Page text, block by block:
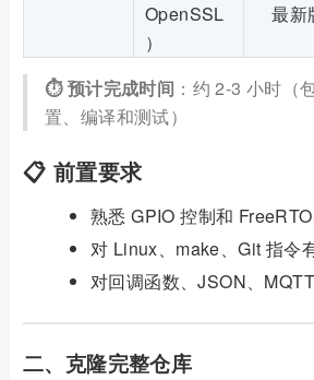
OpenSSL
）
最新
⏱️ 预计完成时间 ：约 2-3 小时（
置、编译和测试）
📋 前置要求
熟悉 GPIO 控制和
对 Linux、make、Git 指令
对回调函数、JSON、
二、克隆完整仓库